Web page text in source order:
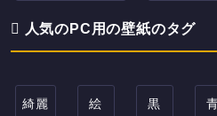
人気のPC用の壁紙のタグ
綺麗 絵 黒